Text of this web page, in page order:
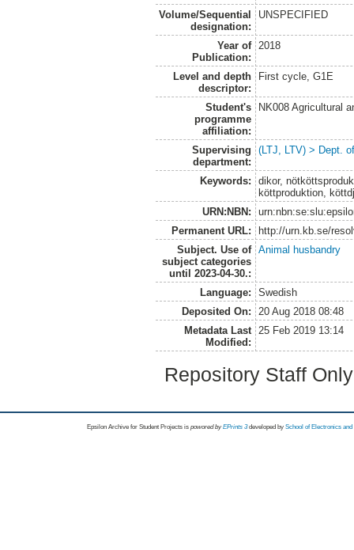
Volume/Sequential
designation:
UNSPECIFIED
Year of
Publication:
2018
Level and depth
descriptor:
First cycle, G1E
Student's
programme
affiliation:
NK008 Agricultural
Supervising
department:
(LTJ, LTV) > Dept.
Keywords:
dikor,
köttproduktion,
URN:NBN:
Permanent URL:
http://urn.kb.se/
Subject. Use of
subject categories
until 2023-04-30.:
Animal husbandry
Language:
Swedish
Deposited On:
20 Aug 2018 08:48
Metadata Last
Modified:
25 Feb 2019 13:14
Repository Staff
Epsilon Archive for Student Projects is powored byEPrints 3 developed by School of Electronics